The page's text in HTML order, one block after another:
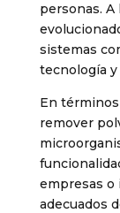
personas.
sistemas
tecnología
En
remover
empresas o
adecuados